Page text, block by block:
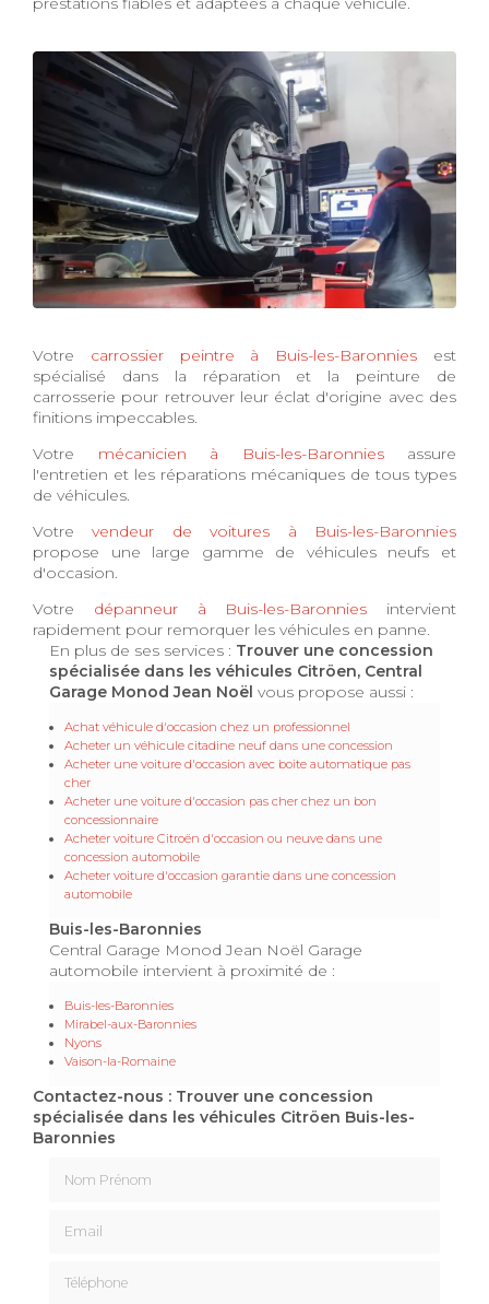
Votre carrossier peintre à Buis-les-Baronnies est
spécialisé dans la réparation et la peinture de
carrosserie pour retrouver leur éclat d'origine avec des
finitions impeccables.
Votre mécanicien à Buis-les-Baronniesassure
l'entretien et les réparations mécaniques de tous types
de véhicules.
Votrevendeur de voitures à Buis-les-Baronnies
propose une large gamme de véhicules neufs et
d'occasion.
Votre dépanneur à Buis-les-Baronnies intervient
rapidement pour remorquer les véhicules en panne.
En plus de ses services : Trouver une concession
spécialisée dans les véhicules Citröen, Central
Garage Monod Jean Noël vous propose aussi :
Achat véhicule d'occasion chez un professionnel
Acheter un véhicule citadine neuf dans une concession
Acheter une voiture d'occasion avec boite automatique pas
cher
Acheter une voiture d'occasion pas cher chez un bon
concessionnaire
Acheter voiture Citroën d'occasion ou neuve dans une
concession automobile
Acheter voiture d'occasion garantie dans une concession
automobile
Buis-les-Baronnies
Central Garage Monod Jean Noël Garage
automobile intervient à proximité de :
Buis-les-Baronnies
Mirabel-aux-Baronnies
Nyons
Vaison-la-Romaine
Contactez-nous : Trouver une concession
spécialisée dans les véhicules Citröen Buis-les-
Baronnies